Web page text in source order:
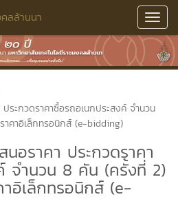
ลล้านนา
ประกวดราคาซื้อรถอเนกประสงค์ จำนวน
คาอิเล็กทรอนิกส์ (e-bidding)
นอราคา ประกวดราคา
จำนวน 8 คัน (ครั้งที่ 2)
าอิเล็กทรอนิกส์ (e-